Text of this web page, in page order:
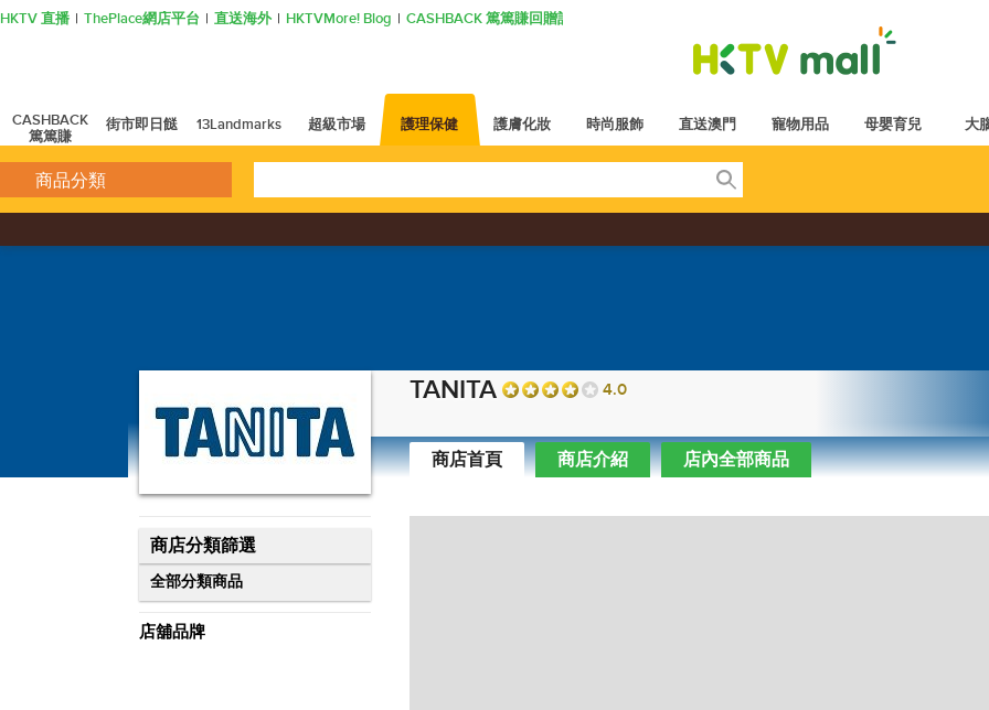
HKTV 直播 ThePlace網店平台 直送海外 HKTVMore! Blog CASHBACK 篤篤賺回贈計劃
CASHBACK
篤篤賺
街市即日餸 13Landmarks 超級市場 護理保健 護膚化妝 時尚服飾 直送澳門 寵物用品 母嬰育兒 大
商品分類
TANITA 4.0
商店首頁 商店介紹 店內全部商品
商店分類篩選
全部分類商品
店舖品牌